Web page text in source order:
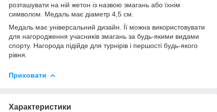
розташувати на ній жетон із назвою змагань або їхнім
символом. Медаль має діаметр 4,5 см.
Медаль має універсальний дизайн. Її можна використовувати
для нагородження учасників змагань за будь-якими видами
спорту. Нагорода підійде для турнірів і першості будь-якого
рівня.
Приховати
Характеристики